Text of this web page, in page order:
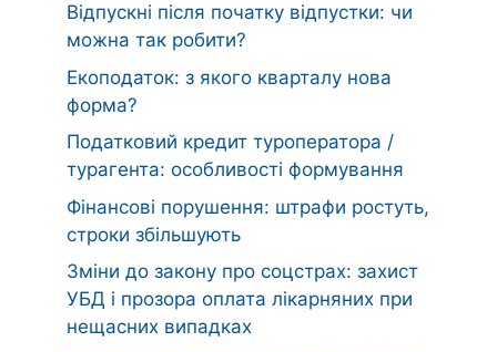
Відпускні після початку відпустки: чи
можна так робити?
Екоподаток: з якого кварталу нова
форма?
Податковий кредит туроператора /
турагента: особливості формування
Фінансові порушення: штрафи ростуть,
строки збільшують
Зміни до закону про соцстрах: захист
УБД і прозора оплата лікарняних при
нещасних випадках